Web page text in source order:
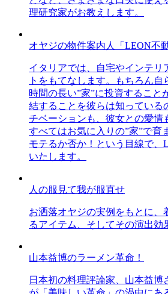
理研究家がお教えします。
オヤジの物件案内人「LEON不動
イタリアでは、自宅やインテリ
トをもてなします。もちろん
時間の長い”家”に投資すること
結することを彼らは知っている
チベーションも、彼女との愛情
すべてはお気に入りの”家”で育
モテるか否か！という目線で、
いたします。
人の服見て我が服直せ
お洒落オヤジの実例をもとに、
るアイテム、そしてその演出効
山本益博のラーメン革命！
日本初の料理評論家、山本益博